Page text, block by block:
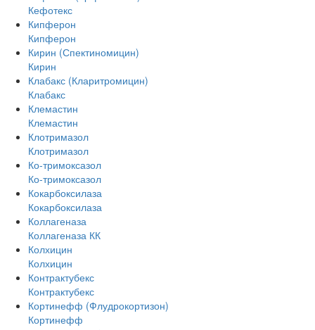
Кефотекс
Кипферон
Кипферон
Кирин (Спектиномицин)
Кирин
Клабакс (Кларитромицин)
Клабакс
Клемастин
Клемастин
Клотримазол
Клотримазол
Ко-тримоксазол
Ко-тримоксазол
Кокарбоксилаза
Кокарбоксилаза
Коллагеназа
Коллагеназа КК
Колхицин
Колхицин
Контрактубекс
Контрактубекс
Кортинефф (Флудрокортизон)
Кортинефф